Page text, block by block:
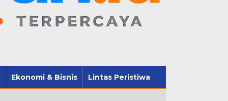
Ekonomi & Bisnis Lintas Peristiwa